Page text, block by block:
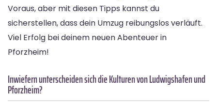
Voraus, aber mit diesen Tipps kannst du
sicherstellen, dass dein Umzug reibungslos verläuft.
Viel Erfolg bei deinem neuen Abenteuer in
Pforzheim!
Inwiefern unterscheiden sich die Kulturen von Ludwigshafen und
Pforzheim?